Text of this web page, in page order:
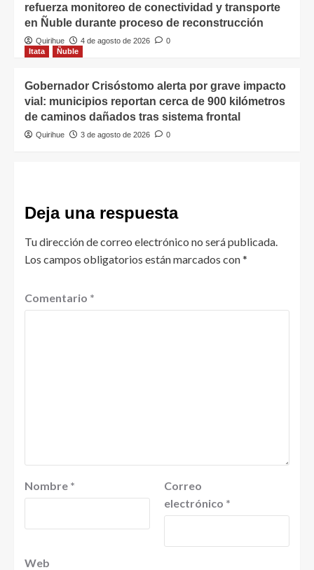
refuerza monitoreo de conectividad y transporte
en Ñuble durante proceso de reconstrucción
Quirihue 4 de agosto de 2026
0
Itata
Ñuble
Gobernador Crisóstomo alerta por grave impacto
vial: municipios reportan cerca de 900 kilómetros
de caminos dañados tras sistema frontal
Quirihue 3 de agosto de 2026 0
Deja una respuesta
Tu dirección de correo electrónico no será publicada.
Los campos obligatorios están marcados con*
Comentario *
Nombre *
Correo
electrónico *
Web